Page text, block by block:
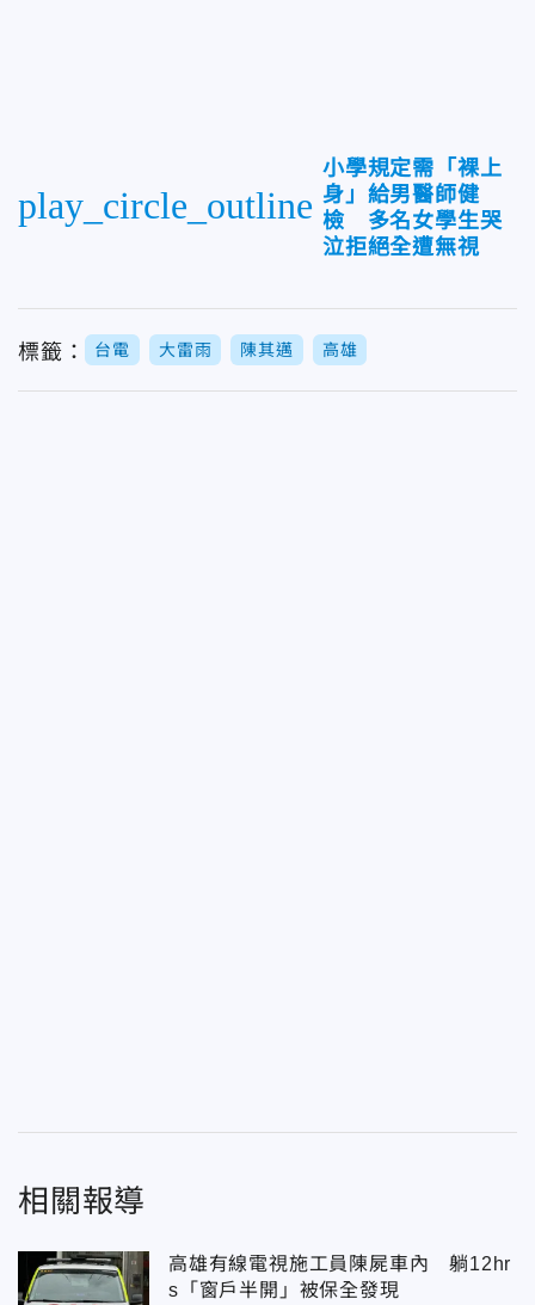
play_circle_outline
小學規定需「裸上
身」給男醫師健
檢 多名女學生哭
泣拒絕全遭無視
標籤： 台電 大雷雨 陳其邁 高雄
相關報導
高雄有線電視施工員陳屍車內 躺12hr
s「窗戶半開」被保全發現